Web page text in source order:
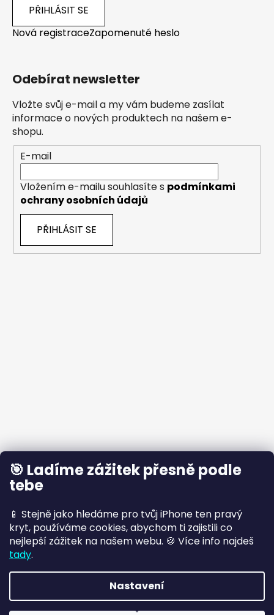
🎯 Ladíme zážitek přesně podle
tebe
📱 Stejně jako hledáme pro tvůj iPhone ten pravý
kryt, používáme cookies, abychom ti zajistili co
nejlepší zážitek na našem webu. 🍪 Více info najdeš
tady.
Nastavení
PŘIHLÁSIT SE
Nová registraceZapomenuté heslo
Odebírat newsletter
Vložte svůj e-mail a my vám budeme zasílat
informace o nových produktech na našem e-
shopu.
E-mail
Vložením e-mailu souhlasíte s podmínkami
ochrany osobních údajů
PŘIHLÁSIT SE
Vytvořil Shoptet